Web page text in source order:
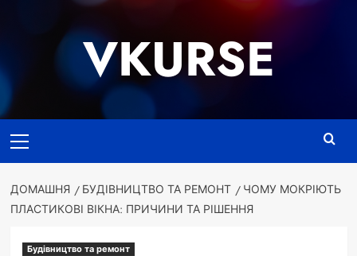
VKURSE
меню
ДОМАШНЯ БУДІВНИЦТВО ТА РЕМОНТ
ЧОМУ МОКРІЮТЬ
ПЛАСТИКОВІ ВІКНА: ПРИЧИНИ ТА РІШЕННЯ
Будівництво та ремонт